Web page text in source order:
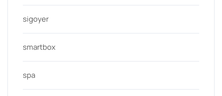
sigoyer
smartbox
spa